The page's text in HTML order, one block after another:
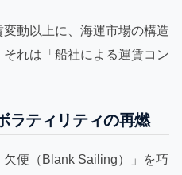
動以上に、海運市場の構造
れは「船社による運賃コン
ラティリティの再燃
便（Blank Sailing）」を巧